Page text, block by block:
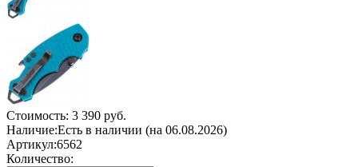
Стоимость: 3 390 руб.
Наличие:Есть в наличии (на 06.08.2026)
Артикул:6562
Количество: